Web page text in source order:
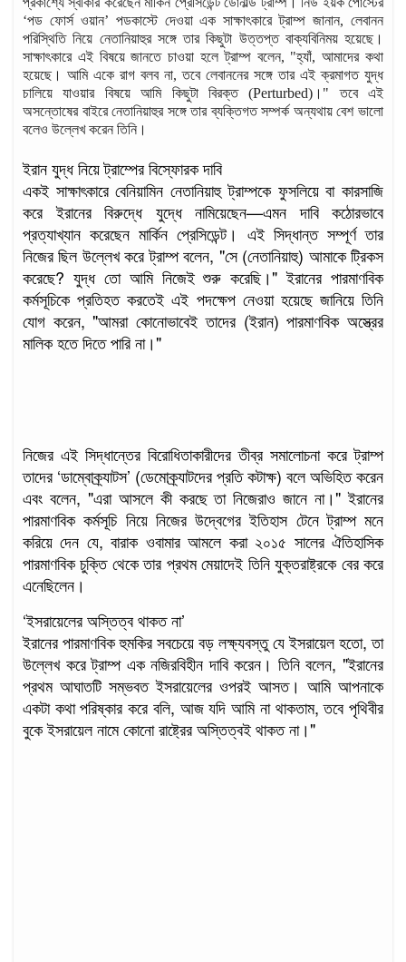
‘পড ফোর্স ওয়ান’ পডকাস্টে দেওয়া এক সাক্ষাৎকারে ট্রাম্প জানান, লেবানন
পরিস্থিতি নিয়ে নেতানিয়াহুর সঙ্গে তার কিছুটা উত্তপ্ত বাক্যবিনিময় হয়েছে।
সাক্ষাৎকারে এই বিষয়ে জানতে চাওয়া হলে ট্রাম্প বলেন, "হ্যাঁ, আমাদের কথা
হয়েছে। আমি একে রাগ বলব না, তবে লেবাননের সঙ্গে তার এই ক্রমাগত যুদ্ধ
চালিয়ে যাওয়ার বিষয়ে আমি কিছুটা বিরক্ত (Perturbed)।" তবে এই
অসন্তোষের বাইরে নেতানিয়াহুর সঙ্গে তার ব্যক্তিগত সম্পর্ক অন্যথায় বেশ ভালো
বলেও উল্লেখ করেন তিনি।
ইরান যুদ্ধ নিয়ে ট্রাম্পের বিস্ফোরক দাবি
একই সাক্ষাৎকারে বেনিয়ামিন নেতানিয়াহু ট্রাম্পকে ফুসলিয়ে বা কারসাজি
করে ইরানের বিরুদ্ধে যুদ্ধে নামিয়েছেন—এমন দাবি কঠোরভাবে
প্রত্যাখ্যান করেছেন মার্কিন প্রেসিডেন্ট। এই সিদ্ধান্ত সম্পূর্ণ তার
নিজের ছিল উল্লেখ করে ট্রাম্প বলেন, "সে (নেতানিয়াহু) আমাকে ট্রিকস
করেছে? যুদ্ধ তো আমি নিজেই শুরু করেছি।" ইরানের পারমাণবিক
কর্মসূচিকে প্রতিহত করতেই এই পদক্ষেপ নেওয়া হয়েছে জানিয়ে তিনি
যোগ করেন, "আমরা কোনোভাবেই তাদের (ইরান) পারমাণবিক অস্ত্রের
মালিক হতে দিতে পারি না।"
নিজের এই সিদ্ধান্তের বিরোধিতাকারীদের তীব্র সমালোচনা করে ট্রাম্প
তাদের ‘ডাম্বোক্র্যাটস’ (ডেমোক্র্যাটদের প্রতি কটাক্ষ) বলে অভিহিত করেন
এবং বলেন, "এরা আসলে কী করছে তা নিজেরাও জানে না।" ইরানের
পারমাণবিক কর্মসূচি নিয়ে নিজের উদ্বেগের ইতিহাস টেনে ট্রাম্প মনে
করিয়ে দেন যে, বারাক ওবামার আমলে করা ২০১৫ সালের ঐতিহাসিক
পারমাণবিক চুক্তি থেকে তার প্রথম মেয়াদেই তিনি যুক্তরাষ্ট্রকে বের করে
এনেছিলেন।
‘ইসরায়েলের অস্তিত্ব থাকত না’
ইরানের পারমাণবিক হুমকির সবচেয়ে বড় লক্ষ্যবস্তু যে ইসরায়েল হতো, তা
উল্লেখ করে ট্রাম্প এক নজিরবিহীন দাবি করেন। তিনি বলেন, "ইরানের
প্রথম আঘাতটি সম্ভবত ইসরায়েলের ওপরই আসত। আমি আপনাকে
একটা কথা পরিষ্কার করে বলি, আজ যদি আমি না থাকতাম, তবে পৃথিবীর
বুকে ইসরায়েল নামে কোনো রাষ্ট্রের অস্তিত্বই থাকত না।"